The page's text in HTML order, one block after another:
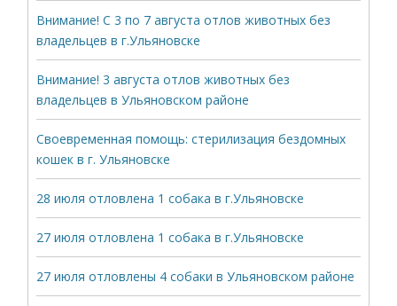
Внимание! С 3 по 7 августа отлов животных без
владельцев в г.Ульяновске
Внимание! 3 августа отлов животных без
владельцев в Ульяновском районе
Своевременная помощь: стерилизация бездомных
кошек в г. Ульяновске
28 июля отловлена 1 собака в г.Ульяновске
27 июля отловлена 1 собака в г.Ульяновске
27 июля отловлены 4 собаки в Ульяновском районе